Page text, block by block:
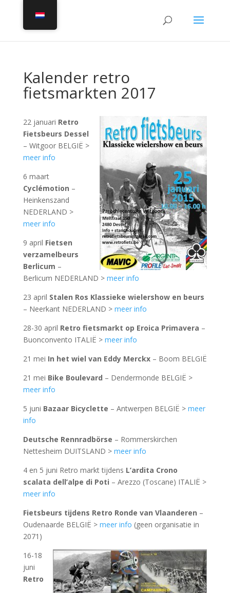
Kalender retro
fietsmarkten 2017
22 januari Retro
Fietsbeurs Dessel
– Witgoor BELGIË >
meer info
6 maart
Cyclémotion –
Heinkenszand
NEDERLAND >
meer info
9 april Fietsen
verzamelbeurs
Berlicum –
Berlicum NEDERLAND > meer info
23 april Stalen Ros Klassieke wielershow en beurs
– Neerkant NEDERLAND > meer info
28-30 april Retro fietsmarkt op Eroica Primavera –
Buonconvento ITALIË > meer info
21 mei In het wiel van Eddy Merckx– Boom BELGIË
21 mei Bike Boulevard – Dendermonde BELGIË >
meer info
5 juni Bazaar Bicyclette – Antwerpen BELGIË > meer
info
Deutsche Rennradbörse – Rommerskirchen
Nettesheim DUITSLAND > meer info
4 en 5 juni Retro markt tijdens L’ardita Crono
scalata dell’alpe di Poti – Arezzo (Toscane) ITALIË >
meer info
Fietsbeurs tijdens Retro Ronde van Vlaanderen –
Oudenaarde BELGIË > meer info (geen organisatie in
2071)
16-18
juni
Retro